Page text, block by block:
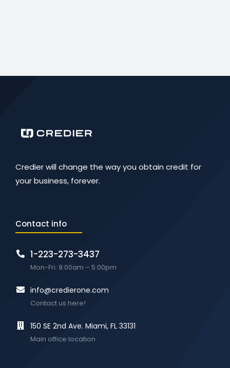
Credier will change the way you obtain credit for
your business, forever.
Contact info
1-223-273-3437
Mon-Fri: 9:00am – 5:00pm
info@credierone.com
Contact us here!
150 SE 2nd Ave. Miami, FL 33131
Main office location